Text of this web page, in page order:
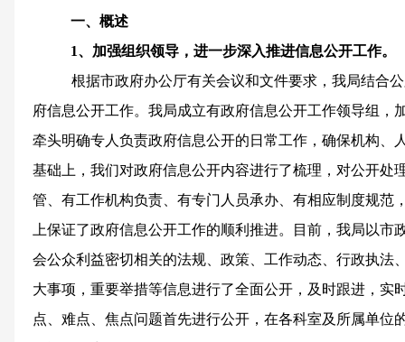
一、概述
1、加强组织领导，进一步深入推进信息公开工作。
根据市政府办公厅有关会议和文件要求，我局结合
府信息公开工作。我局成立有政府信息公开工作领导组，
牵头明确专人负责政府信息公开的日常工作，确保机构、
基础上，我们对政府信息公开内容进行了梳理，对公开处
管、有工作机构负责、有专门人员承办、有相应制度规范
上保证了政府信息公开工作的顺利推进。目前，我局以市
会公众利益密切相关的法规、政策、工作动态、行政执法
大事项，重要举措等信息进行了全面公开，及时跟进，实
点、难点、焦点问题首先进行公开，在各科室及所属单位